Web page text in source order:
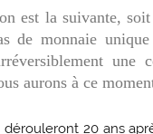
est la suivante,
de monnaie
une
aurons à ce
20 ans